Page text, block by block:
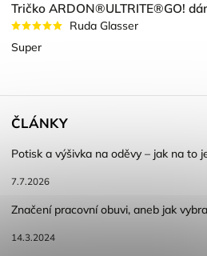
Tričko ARDON®ULTRITE®GO!
Ruda Glasser
Super
ČLÁNKY
Potisk a výšivka na oděvy – jak na to
7.7.2026
Značení pracovní obuvi, aneb jak
14.3.2024